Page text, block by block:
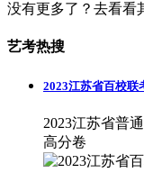
没有更多了？去看看
艺考热搜
2023江苏省百校联
2023江苏省普
高分卷